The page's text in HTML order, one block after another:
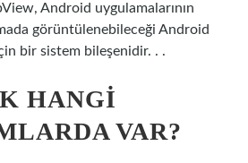
Android uygulamalarının
görüntülenebileceği Android
bir sistem bileşenidir. . .
HANGI
VAR?